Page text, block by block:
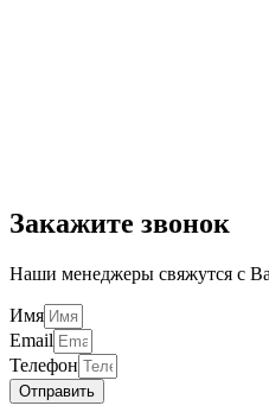
Закажите звонок
Наши менеджеры свяжутся с
Имя
Email
Телефон
Отправить